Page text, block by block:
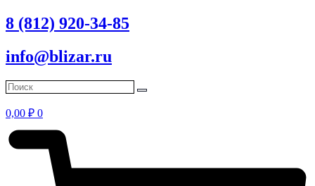
8 (812) 920-34-85
info@blizar.ru
0,00 ₽ 0